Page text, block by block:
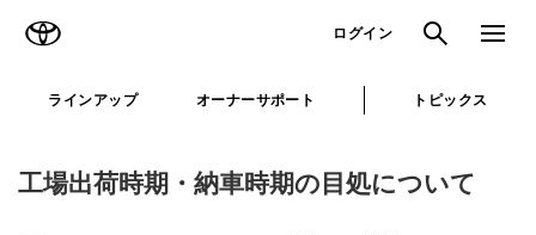
ログイン 検索 メニュ
ラインアップ オーナーサポート トピックス
工場出荷時期・納車時期の目処について